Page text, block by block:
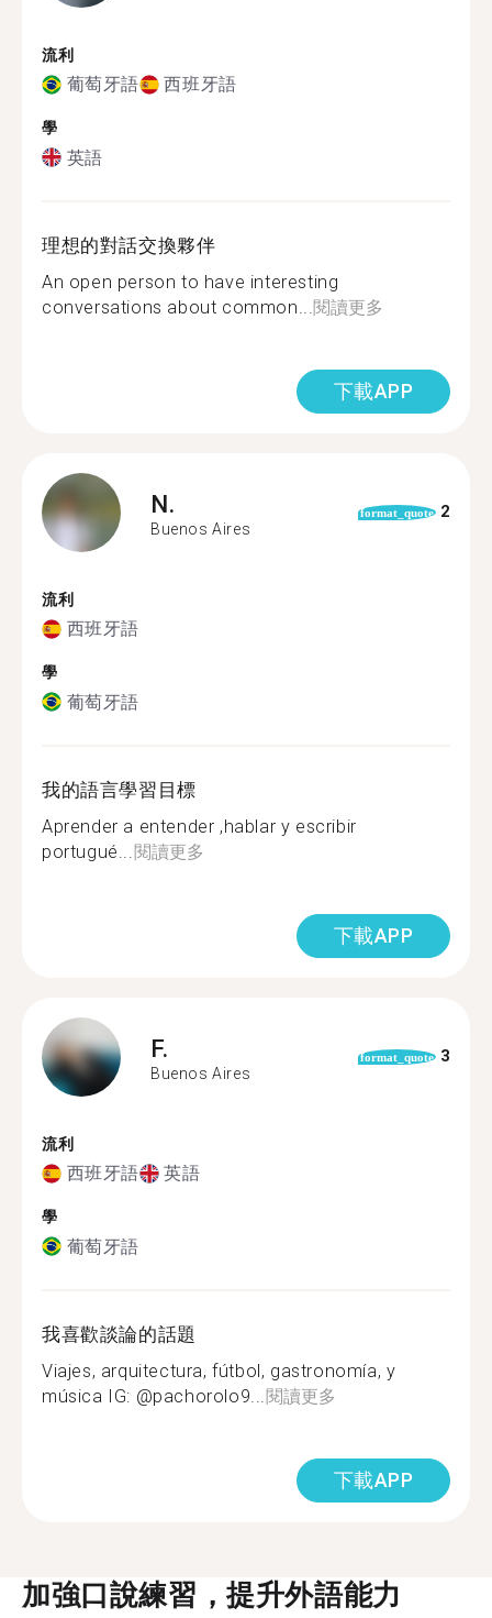
流利
葡萄牙語 西班牙語
學
英語
理想的對話交換夥伴
An open person to have interesting
conversations about common... 閱讀更多
下載APP
N.
Buenos Aires
format_quote 2
流利
西班牙語
學
葡萄牙語
我的語言學習目標
Aprender a entender ,hablar y escribir
portugué... 閱讀更多
下載APP
F.
Buenos Aires
format_quote 3
流利
西班牙語 英語
學
葡萄牙語
我喜歡談論的話題
Viajes, arquitectura, fútbol, gastronomía, y
música IG: @pachorolo9... 閱讀更多
下載APP
加強口說練習，提升外語能力